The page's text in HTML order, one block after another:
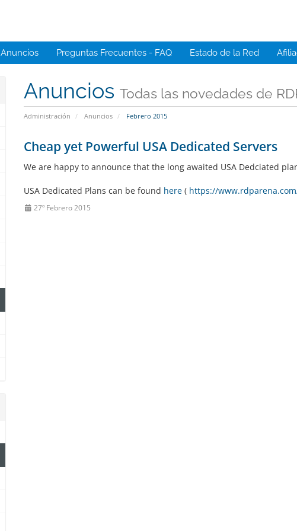
Anuncios Preguntas Frecuentes - FAQ Estado de la Red
Anuncios Todas las novedades de
Administración Anuncios Febrero 2015
Cheap yet Powerful USA Dedicated Servers
We are happy to announce that the long awaited USA Dedciated
USA Dedicated Plans can be found here( https://
27º Febrero 2015